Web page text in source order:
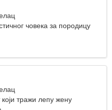
човека за породицу
тражи лепу жену